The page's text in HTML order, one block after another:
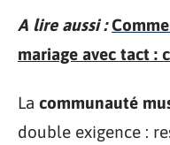
A lire aussi :
mariage avec tact :
La communauté
double exigence :